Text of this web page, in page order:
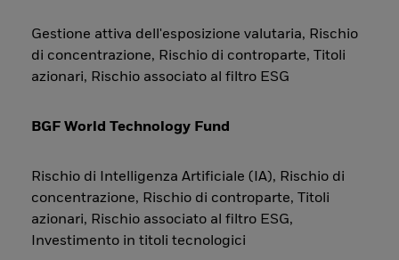
Gestione attiva dell'esposizione valutaria, Rischio
di concentrazione, Rischio di controparte, Titoli
azionari, Rischio associato al filtro ESG
BGF World Technology Fund
Rischio di Intelligenza Artificiale (IA), Rischio di
concentrazione, Rischio di controparte, Titoli
azionari, Rischio associato al filtro ESG,
Investimento in titoli tecnologici